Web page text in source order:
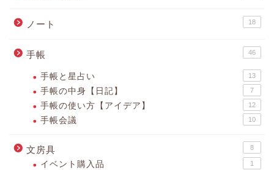
ノート 18
手帳 46
手帳と星占い 13
手帳の中身【日記】 7
手帳の使い方【アイデア】 12
手帳会議 10
文房具 8
イベント購入品 1